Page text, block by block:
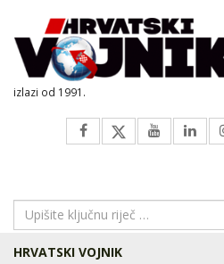
izlazi od 1991.
HRVATSKI VOJNIK